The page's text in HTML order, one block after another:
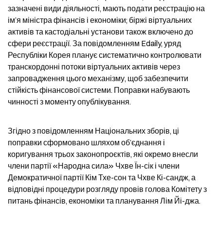
зазначені види діяльності, мають подати реєстрацію на
ім’я міністра фінансів і економіки; біржі віртуальних
активів та кастодіальні установи також включено до
сфери реєстрації. За повідомленням Edaily, уряд
Республіки Корея планує систематично контролювати
транскордонні потоки віртуальних активів через
запровадження цього механізму, щоб забезпечити
стійкість фінансової системи. Поправки набувають
чинності з моменту опублікування.
Згідно з повідомленням Національних зборів, ці
поправки сформовано шляхом об’єднання і
коригування трьох законопроєктів, які окремо внесли
члени партії «Народна сила» Чхве Їн-сік і члени
Демократичної партії Кім Тхе-сон та Чхве Кі-сандж, а
відповідні процедури розгляду провів голова Комітету з
питань фінансів, економіки та планування Лім Йі-джа.